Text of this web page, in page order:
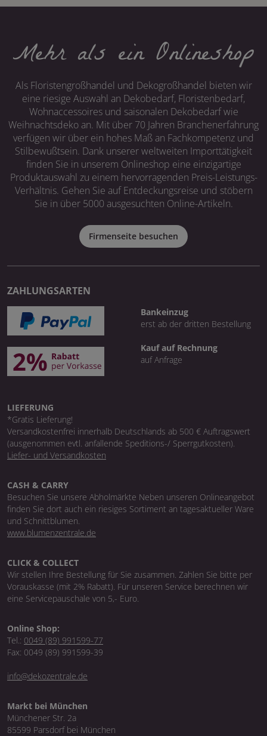
Mehr als ein Onlineshop
Als Floristengroßhandel und Dekogroßhandel bieten wir
eine riesige Auswahl an Dekobedarf, Floristenbedarf,
Wohnaccessoires und saisonalen Dekobedarf wie
Weihnachtsdeko an. Mit über 70 Jahren Branchenerfahrung
verfügen wir über ein hohes Maß an Fachkompetenz und
Stilbewußtsein. Dank unserer weltweiten Importtätigkeit
finden Sie in unserem Onlineshop eine einzigartige
Produktauswahl zu einem hervorragenden Preis-Leistungs-
Verhältnis. Gehen Sie auf Entdeckungsreise und stöbern
Sie in über 5000 ausgesuchten Online-Artikeln.
Firmenseite besuchen
ZAHLUNGSARTEN
Bankeinzug
erst ab der dritten Bestellung
Kauf auf Rechnung
auf Anfrage
LIEFERUNG
*Gratis Lieferung!
Versandkostenfrei innerhalb Deutschlands ab 500 € Auftragswert
(ausgenommen evtl. anfallende Speditions-/ Sperrgutkosten).
Liefer- und Versandkosten
CASH & CARRY
Besuchen Sie unsere Abholmärkte Neben unseren Onlineangebot
finden Sie dort auch ein riesiges Sortiment an tagesaktueller Ware
und Schnittblumen.
www.blumenzentrale.de
CLICK & COLLECT
Wir stellen Ihre Bestellung für Sie zusammen. Zahlen Sie bitte per
Vorauskasse (mit 2% Rabatt). Für unseren Service berechnen wir
eine Servicepauschale von 5,- Euro.
Online Shop:
Tel.: 0049 (89) 991599-77
Fax: 0049 (89) 991599-39
info@dekozentrale.de
Markt bei München
Münchener Str. 2a
85599 Parsdorf bei München